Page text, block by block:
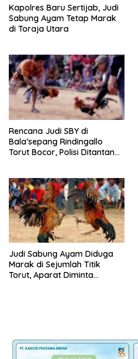
Kapolres Baru Sertijab, Judi
Sabung Ayam Tetap Marak
di Toraja Utara
Rencana Judi SBY di
Bala’sepang Rindingallo
Torut Bocor, Polisi Ditantang
Judi Sabung Ayam Diduga
Marak di Sejumlah Titik
Torut, Aparat Diminta